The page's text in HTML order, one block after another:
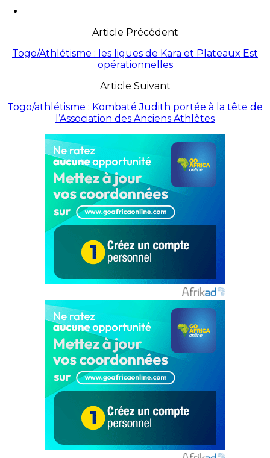
Article Précédent
Togo/Athlétisme : les ligues de Kara et Plateaux Est
opérationnelles
Article Suivant
Togo/athlétisme : Kombaté Judith portée à la tête de
l’Association des Anciens Athlètes